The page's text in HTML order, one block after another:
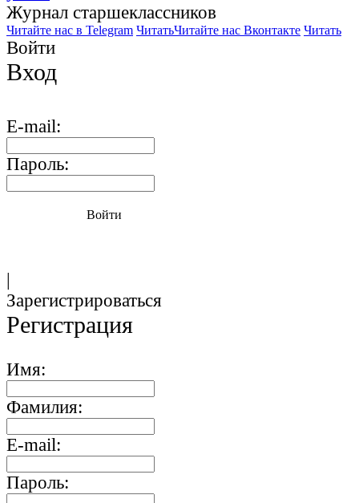
Журнал старшекласcников
Читайте нас в Telegram ЧитатьЧитайте нас Вконтакте Читать
Войти
Вход
E-mail:
Пароль:
Войти
|
Зарегистрироваться
Регистрация
Имя:
Фамилия:
E-mail:
Пароль: